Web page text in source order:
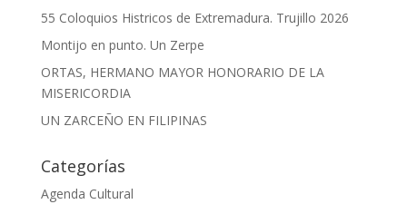
55 Coloquios Histricos de Extremadura. Trujillo 2026
Montijo en punto. Un Zerpe
ORTAS, HERMANO MAYOR HONORARIO DE LA
MISERICORDIA
UN ZARCEÑO EN FILIPINAS
Categorías
Agenda Cultural